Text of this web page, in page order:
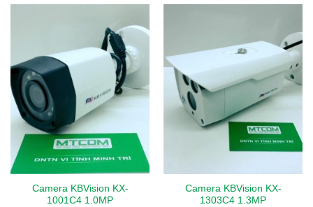
Camera KBVision KX-
1001C4 1.0MP
Camera KBVision KX-
1303C4 1.3MP